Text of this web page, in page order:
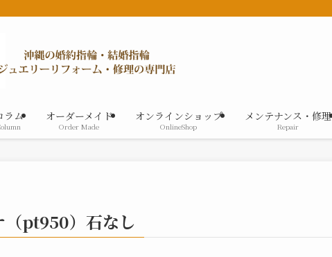
ラム オーダーメイド
Order Made
オンラインショップ
OnlineShop
メンテナンス・修理
Repair
pt950）石なし